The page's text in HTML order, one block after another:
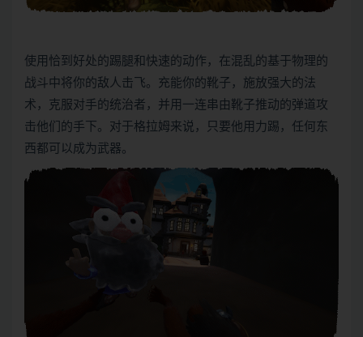
使用恰到好处的踢腿和快速的动作，在混乱的基于物理的
战斗中将你的敌人击飞。充能你的靴子，施放强大的法
术，克服对手的统治者，并用一连串由靴子推动的弹道攻
击他们的手下。对于格拉姆来说，只要他用力踢，任何东
西都可以成为武器。